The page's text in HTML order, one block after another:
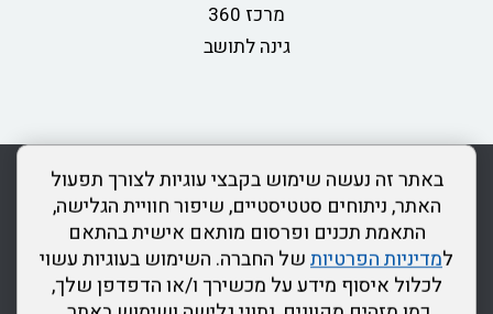
באתר זה נעשה שימוש בקבצי עוגיות לצורך תפעול
האתר, ניתוחים סטטיסטיים, שיפור חוויית הגלישה,
התאמת תכנים ופרסום מותאם אישית בהתאם
למדיניות הפרטיותשל החברה. השימוש בעוגיות עשוי
לכלול איסוף מידע על מכשירך ו/או הדפדפן שלך,
מרכז 360
גינה לתושב
rss מדיניות פרטיות מפת אתר צור קשר
כותר ראשון
הצהרת נגישות
דרונט
דיגיטל
-